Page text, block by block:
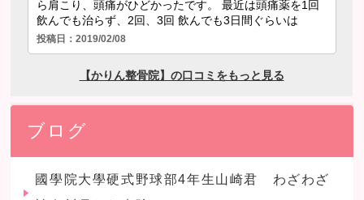
ブログ
國學院大學硬式野球部4年生山崎君 わざわざ